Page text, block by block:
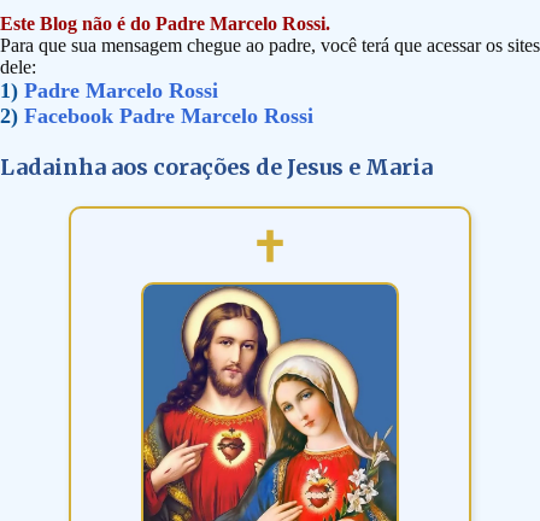
Este Blog não é do Padre Marcelo Rossi.
Para que sua mensagem chegue ao padre, você terá que acessar os sites
dele:
1) Padre Marcelo Rossi
2) Facebook Padre Marcelo Rossi
Ladainha aos corações de Jesus e Maria